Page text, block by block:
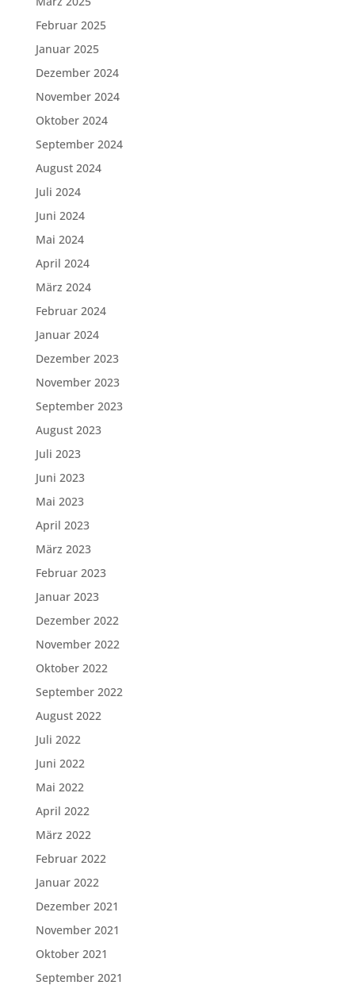
Februar 2025
Januar 2025
Dezember 2024
November 2024
Oktober 2024
September 2024
August 2024
Juli 2024
Juni 2024
Mai 2024
April 2024
März 2024
Februar 2024
Januar 2024
Dezember 2023
November 2023
September 2023
August 2023
Juli 2023
Juni 2023
Mai 2023
April 2023
März 2023
Februar 2023
Januar 2023
Dezember 2022
November 2022
Oktober 2022
September 2022
August 2022
Juli 2022
Juni 2022
Mai 2022
April 2022
März 2022
Februar 2022
Januar 2022
Dezember 2021
November 2021
Oktober 2021
September 2021